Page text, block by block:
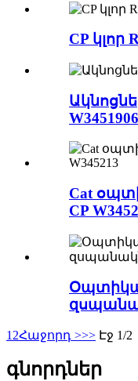
CP կլոր
W3451906
Cat
CP
1 2Հաջորդ >>> Էջ 1/2
գնորդներ